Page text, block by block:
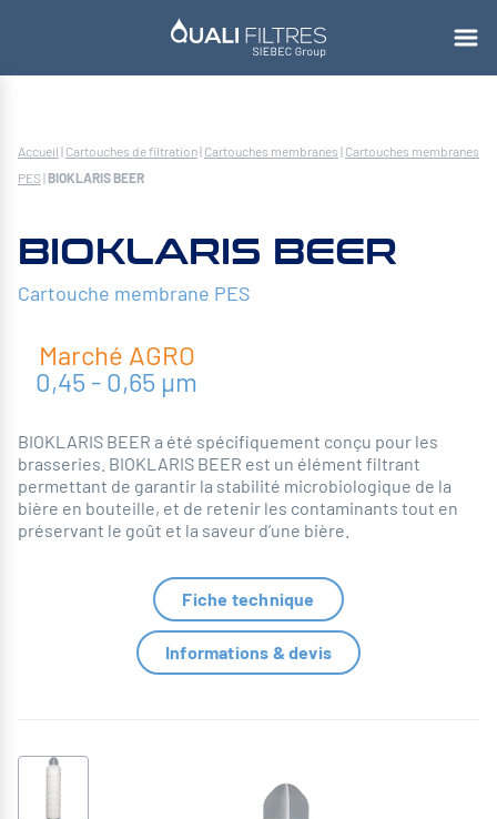
Accueil | Cartouches de filtration| Cartouches membranes | Cartouches membranes
PES |BIOKLARIS BEER
BIOKLARIS BEER
Cartouche membrane PES
Marché AGRO
0,45 - 0,65 µm
BIOKLARIS BEER a été spécifiquement conçu pour les
brasseries. BIOKLARIS BEER est un élément filtrant
permettant de garantir la stabilité microbiologique de la
bière en bouteille, et de retenir les contaminants tout en
préservant le goût et la saveur d’une bière.
Fiche technique
Informations & devis